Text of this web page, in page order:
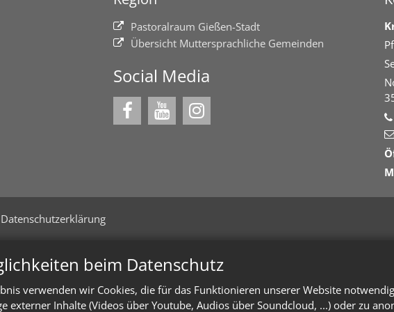
beim Datenschutz
verwenden wir Cookies, die für das Funktionieren unserer Website
externer Inhalte (Videos über Youtube, Audios über Soundcloud, ...) oder zu
Pastoralraum Gießen-Stadt
Übersicht Muttersprachliche Gemeinden
Social Media
Datenschutzerklärung